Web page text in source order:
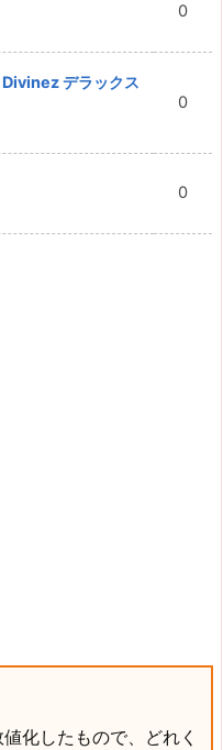
0
デラックス
0
0
化したもので、どれく